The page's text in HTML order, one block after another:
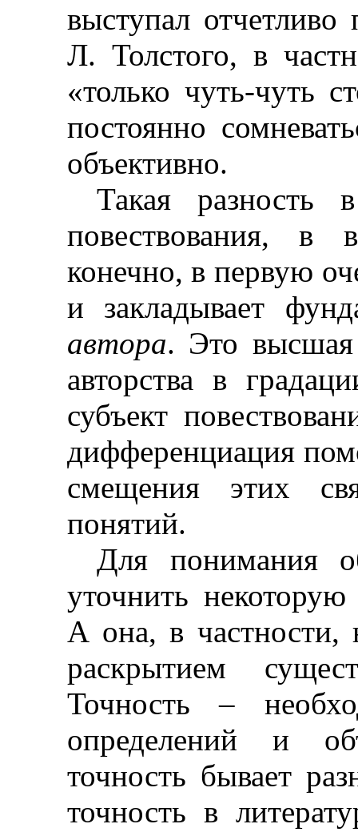
выступал отчетливо
Л. Толстого, в
«только чуть-чуть
постоянно
объективно.
Такая разность
повествования, в
конечно, в первую
и закладывает
автора. Это высшая
авторства в
субъект
дифференциация
смещения этих
понятий.
Для понимания
уточнить
А она, в частности,
раскрытием
Точность–
определений и
точность бывает
точность в